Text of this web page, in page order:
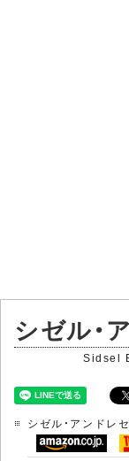
シゼル・
Sidsel
シゼル・アンドレ